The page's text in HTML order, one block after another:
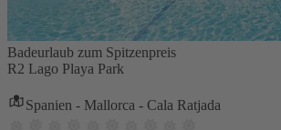
Badeurlaub zum Spitzenpreis
R2 Lago Playa Park
Spanien - Mallorca - Cala Ratjada